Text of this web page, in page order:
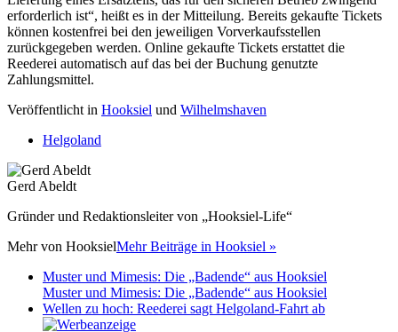
erforderlich ist“, heißt es in der Mitteilung. Bereits gekaufte Tickets
können kostenfrei bei den jeweiligen Vorverkaufsstellen
zurückgegeben werden. Online gekaufte Tickets erstattet die
Reederei automatisch auf das bei der Buchung genutzte
Zahlungsmittel.
Veröffentlicht in Hooksiel und Wilhelmshaven
Helgoland
Gerd Abeldt
Gründer und Redaktionsleiter von „Hooksiel-Life“
Mehr von HooksielMehr Beiträge in Hooksiel »
Muster und Mimesis: Die „Badende“ aus Hooksiel
Muster und Mimesis: Die „Badende“ aus Hooksiel
Wellen zu hoch: Reederei sagt Helgoland-Fahrt ab